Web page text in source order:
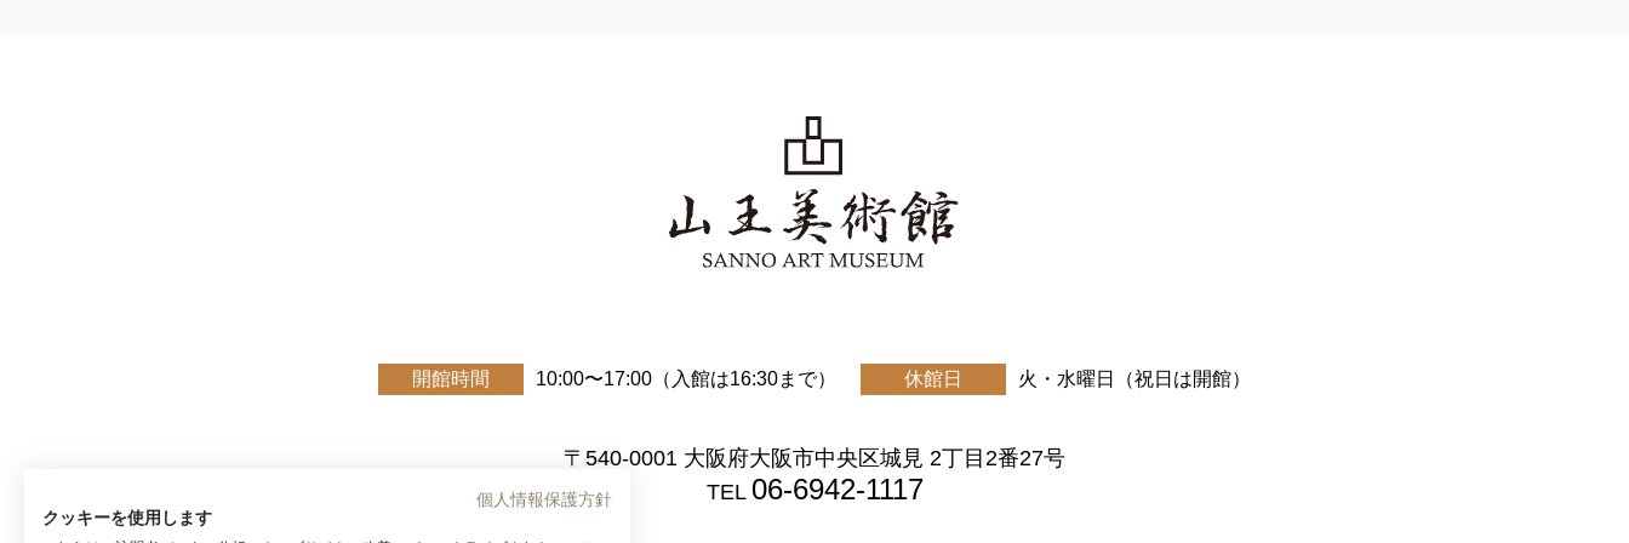
開館時間 10:00〜17:00（入館は16:30まで） 休館日 火・水曜日（祝日は開館）
〒540-0001 大阪府大阪市中央区城見 2丁目2番27号
TEL 06-6942-1117
個人情報保護方針
クッキーを使用します